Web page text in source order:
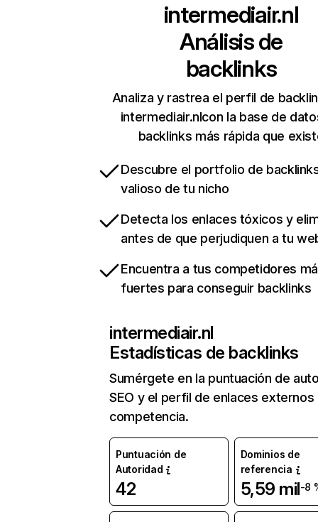
intermediair.nl
Análisis de
backlinks
Analiza y rastrea el perfil de
intermediair.nlcon la base de
backlinks más rápida que
Descubre el portfolio de
valioso de tu nicho
Detecta los enlaces tóxicos y
antes de que perjudiquen a tu
Encuentra a tus competidores
fuertes para conseguir backlinks
intermediair.nl
Estadísticas de backlinks
Sumérgete en la puntuación de
SEO y el perfil de enlaces externos
competencia.
Puntuación de
Autoridad
42
Dominios de
referencia
5,59 mil-8